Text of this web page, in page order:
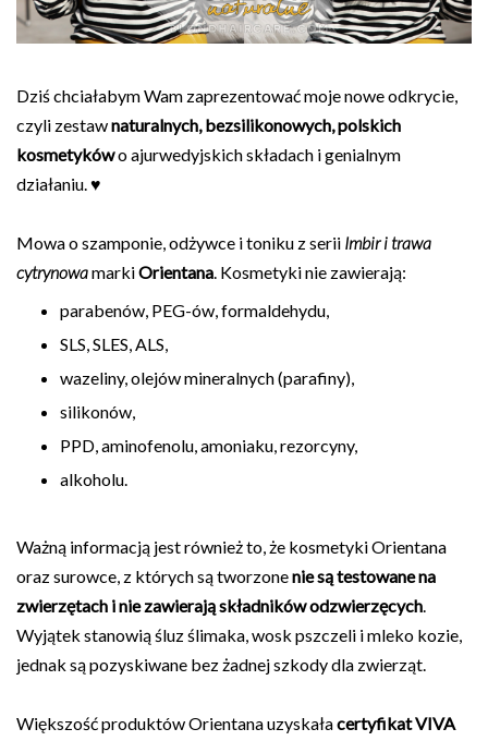
Dziś chciałabym Wam zaprezentować moje nowe odkrycie,
czyli zestawnaturalnych, bezsilikonowych, polskich
kosmetykówo ajurwedyjskich składach i genialnym
działaniu. ♥
Mowa o szamponie, odżywce i toniku z serii Imbir i trawa
cytrynowamarkiOrientana. Kosmetyki nie zawierają:
parabenów, PEG-ów, formaldehydu,
SLS, SLES, ALS,
wazeliny, olejów mineralnych (parafiny),
silikonów,
PPD, aminofenolu, amoniaku, rezorcyny,
alkoholu.
Ważną informacją jest również to, że kosmetyki Orientana
oraz surowce, z których są tworzonenie są testowane na
zwierzętach i nie zawierają składników odzwierzęcych.
Wyjątek stanowią śluz ślimaka, wosk pszczeli i mleko kozie,
jednak są pozyskiwane bez żadnej szkody dla zwierząt.
Większość produktów Orientana uzyskałacertyfikat VIVA